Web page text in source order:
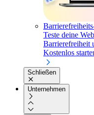
Teste deine
Barrierefreiheit
Kostenlos
Schließen
Unternehmen